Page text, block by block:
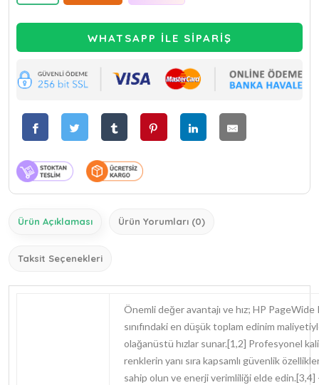
WHATSAPP İLE SİPARİŞ
Ürün Açıklaması Ürün Yorumları (0)
Taksit Seçenekleri
Önemli değer avantajı ve hız; HP PageWide
sınıfındaki en düşük toplam edinim
olağanüstü hızlar sunar.[1,2] Profesyonel
renklerin yanı sıra kapsamlı güvenlik
sahip olun ve enerji verimliliği elde edin.[3,4]